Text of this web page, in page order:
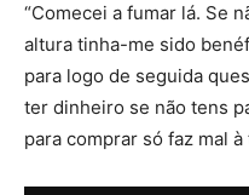
“Comecei a fumar lá. Se
altura tinha-me sido
para logo de seguida
ter dinheiro se não tens
para comprar só faz mal à